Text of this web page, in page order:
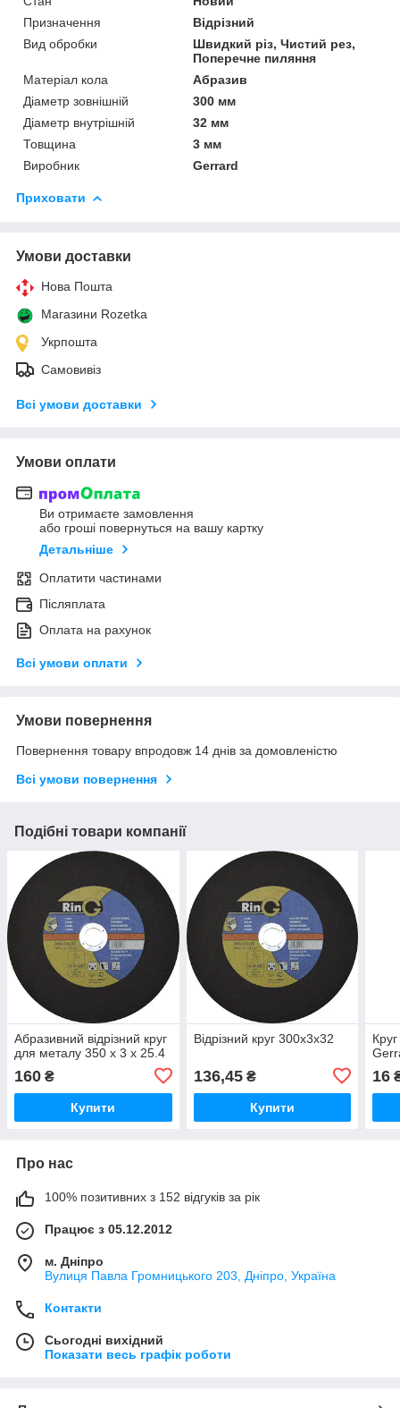
Призначення
Відрізний
Вид обробки
Швидкий різ, Чистий рез,
Поперечне пиляння
Матеріал кола
Абразив
Діаметр зовнішній
300 мм
Діаметр внутрішній
32 мм
Товщина
3 мм
Виробник
Gerrard
Приховати
Умови доставки
Нова Пошта
Магазини Rozetka
Укрпошта
Самовивіз
Всі умови доставки
Умови оплати
Ви отримаєте замовлення
або гроші повернуться на вашу картку
Детальніше
Оплатити частинами
Післяплата
Оплата на рахунок
Всі умови оплати
Умови повернення
Повернення товару впродовж 14 днів за домовленістю
Всі умови повернення
Подібні товари компанії
Абразивний відрізний круг
для металу 350 х 3 х 25.4
160 ₴
Купити
Відрізний круг 300х3х32
136,45₴
Купити
16
Про нас
100% позитивних з 152 відгуків за рік
Працює з 05.12.2012
м. Дніпро
Вулиця Павла Громницького 203, Дніпро, Україна
Контакти
Сьогодні вихідний
Показати весь графік роботи